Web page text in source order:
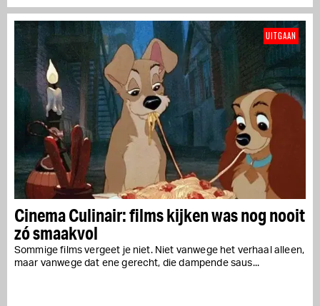
Cinema Culinair: films kijken was nog nooit
zó smaakvol
Sommige films vergeet je niet. Niet vanwege het verhaal alleen,
maar vanwege dat ene gerecht, die dampende saus...
UITGAAN